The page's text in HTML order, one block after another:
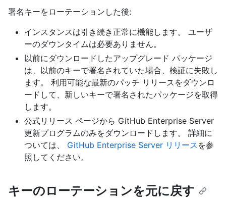
署名キーをローテーションした後:
インスタンスは引き続き正常に機能します。 ユーザ
ーのダウンタイムは必要ありません。
以前にダウンロードしたアップグレード パッケージ
は、以前のキーで署名されていた場合、検証に失敗し
ます。 利用可能な最新のパッチ リリースをダウンロ
ードして、新しいキーで署名されたパッケージを取得
します。
公式リリース ページから GitHub Enterprise Server
更新プログラムのみをダウンロードします。 詳細に
ついては、 GitHub Enterprise Server リリース を参
照してください。
キーのローテーションを元に戻す